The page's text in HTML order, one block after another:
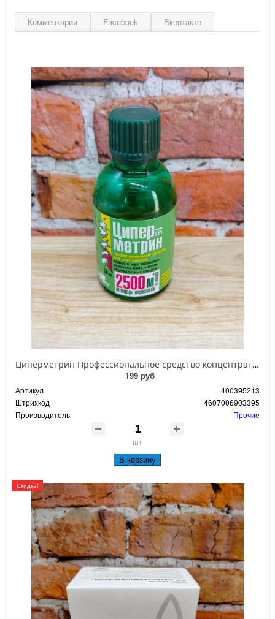
Комментарии Facebook Вконтакте
Циперметрин Профессиональное средство концентрат эмульсии 25% для уничтожения тараканов, мух,комаров, блох, клопов, муравьев, ос 50 мл
199 руб
Артикул
400395213
Штрихкод
4607006903395
Производитель
Прочие
шт
В корзину
Скидка!